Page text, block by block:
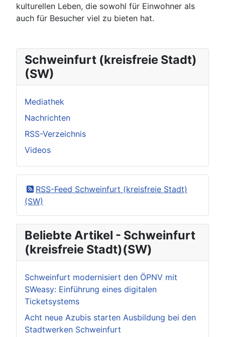
kulturellen Leben, die sowohl für Einwohner als
auch für Besucher viel zu bieten hat.
Schweinfurt (kreisfreie Stadt)
(SW)
Mediathek
Nachrichten
RSS-Verzeichnis
Videos
RSS-Feed Schweinfurt (kreisfreie Stadt)
(SW)
Beliebte Artikel - Schweinfurt
(kreisfreie Stadt)(SW)
Schweinfurt modernisiert den ÖPNV mit
SWeasy: Einführung eines digitalen
Ticketsystems
Acht neue Azubis starten Ausbildung bei den
Stadtwerken Schweinfurt